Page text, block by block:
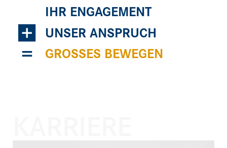
IHR ENGAGEMENT
+
UNSER ANSPRUCH
=
GROSSES BEWEGEN